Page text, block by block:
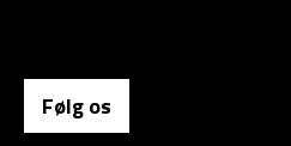
Følg os